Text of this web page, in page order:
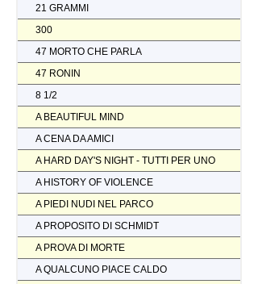
21 GRAMMI
300
47 MORTO CHE PARLA
47 RONIN
8 1/2
A BEAUTIFUL MIND
A CENA DA AMICI
A HARD DAY'S NIGHT - TUTTI PER UNO
A HISTORY OF VIOLENCE
A PIEDI NUDI NEL PARCO
A PROPOSITO DI SCHMIDT
A PROVA DI MORTE
A QUALCUNO PIACE CALDO